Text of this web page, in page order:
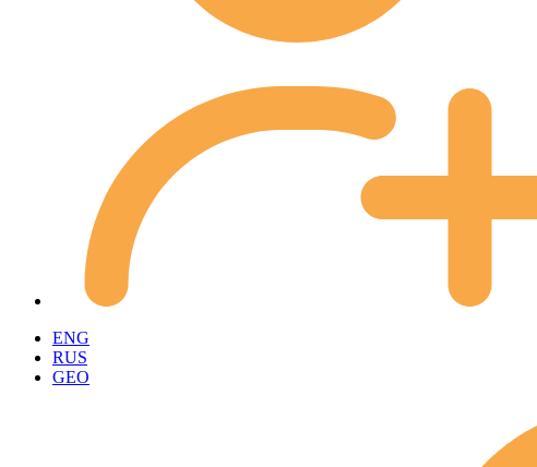
ENG
RUS
GEO